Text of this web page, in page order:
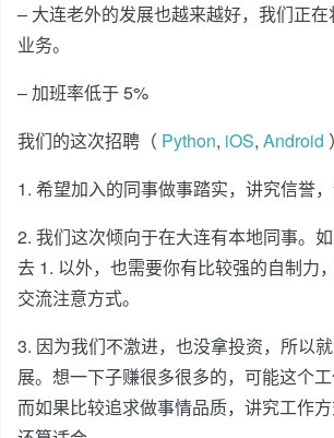
– 大连老外的发展也越来越好，我们正
业务。
– 加班率低于 5%
我们的这次招聘（ Python, iOS, Android
1. 希望加入的同事做事踏实，讲究信誉
2. 我们这次倾向于在大连有本地同事。
去 1. 以外，也需要你有比较强的自制力
交流注意方式。
3. 因为我们不激进，也没拿投资，所以
展。想一下子赚很多很多的，可能这个
而如果比较追求做事情品质，讲究工作